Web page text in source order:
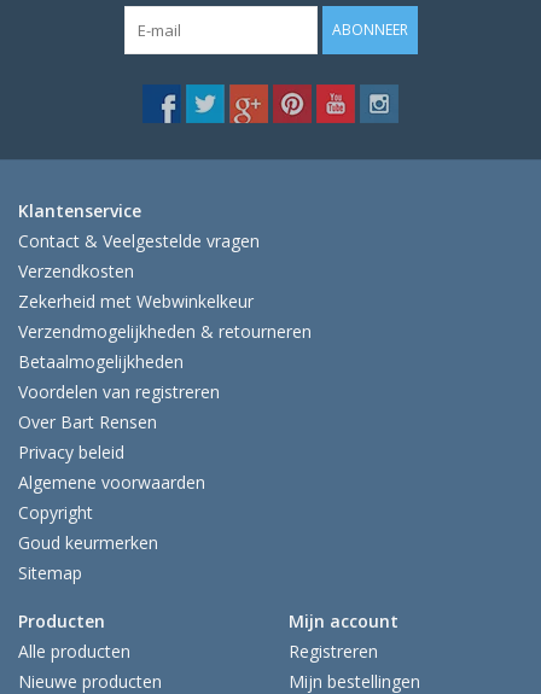
ABONNEER
Klantenservice
Contact & Veelgestelde vragen
Verzendkosten
Zekerheid met Webwinkelkeur
Verzendmogelijkheden & retourneren
Betaalmogelijkheden
Voordelen van registreren
Over Bart Rensen
Privacy beleid
Algemene voorwaarden
Copyright
Goud keurmerken
Sitemap
Producten
Alle producten
Nieuwe producten
Mijn account
Registreren
Mijn bestellingen